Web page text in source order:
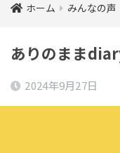
ホーム みんなの声
ありのまま
2024年9月27日